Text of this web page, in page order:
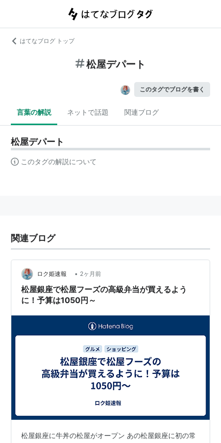
はてなブログ トップ
松屋デパート
このタグでブログを書く
言葉の解説 ネットで話題 関連ブログ
松屋デパート
このタグの解説について
関連ブログ
ロク姫速報 • 2ヶ月前
松屋銀座で松屋フーズの高級弁当が買えるよう
に！予算は1050円～
松屋銀座に牛丼の松屋がオープン あの松屋銀座に初の常